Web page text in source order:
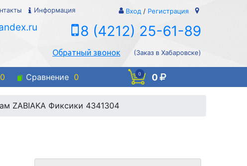
Информация Вход / Регистрация
8 (4212) 25-61-89
Обратный звонок (Заказ в Хабаровске)
0 Сравнение 0 0 0
ZABIAKA Фиксики 4341304